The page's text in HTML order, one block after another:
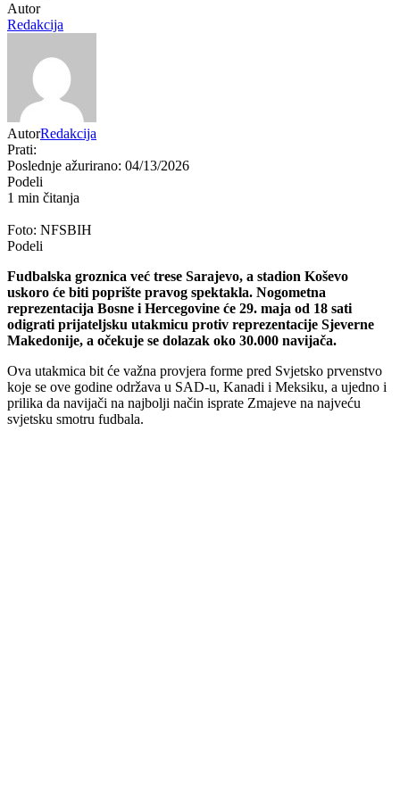
Autor
Redakcija
AutorRedakcija
Prati:
Poslednje ažurirano: 04/13/2026
Podeli
1 min čitanja
Foto: NFSBIH
Podeli
Fudbalska groznica već trese Sarajevo, a stadion Koševo
uskoro će biti poprište pravog spektakla. Nogometna
reprezentacija Bosne i Hercegovine će 29. maja od 18 sati
odigrati prijateljsku utakmicu protiv reprezentacije Sjeverne
Makedonije, a očekuje se dolazak oko 30.000 navijača.
Ova utakmica bit će važna provjera forme pred Svjetsko prvenstvo
koje se ove godine održava u SAD-u, Kanadi i Meksiku, a ujedno i
prilika da navijači na najbolji način isprate Zmajeve na najveću
svjetsku smotru fudbala.